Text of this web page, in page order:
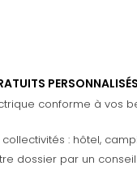
PERSONNALISÉS
conforme à vos
: hôtel,
dossier par un